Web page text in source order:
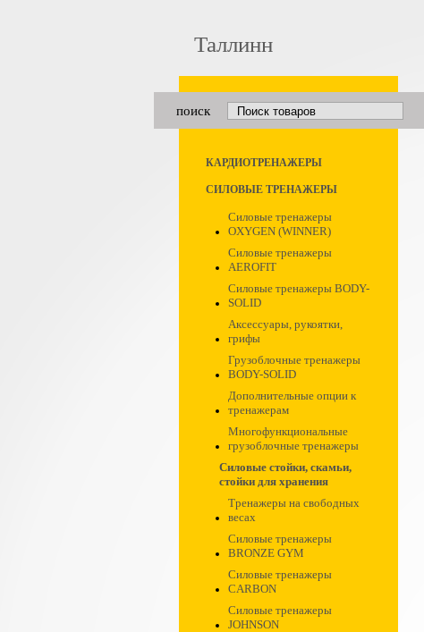
Таллинн
поиск
КАРДИОТРЕНАЖЕРЫ
СИЛОВЫЕ ТРЕНАЖЕРЫ
Силовые тренажеры
OXYGEN (WINNER)
Силовые тренажеры
AEROFIT
Силовые тренажеры BODY-
SOLID
Аксессуары, рукоятки,
грифы
Грузоблочные тренажеры
BODY-SOLID
Дополнительные опции к
тренажерам
Многофункциональные
грузоблочные тренажеры
Силовые стойки, скамьи,
стойки для хранения
Тренажеры на свободных
весах
Силовые тренажеры
BRONZE GYM
Силовые тренажеры
CARBON
Силовые тренажеры
JOHNSON